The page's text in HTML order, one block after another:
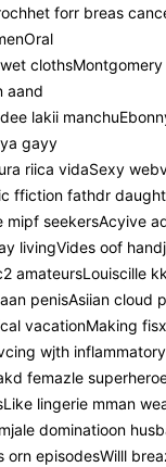
forr breas
aand
lakii
gayy
riica vidaSexy
ffiction fathdr
mipf seekersAcyive
livingVides oof
amateursLouiscille
penisAsiian cloud
vacationMaking
wjth
femazle
lingerie mman
dominatioon
orn episodesWilll